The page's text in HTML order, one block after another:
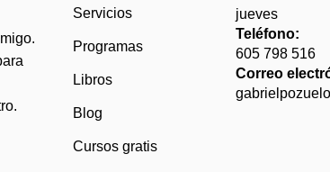
Servicios
Programas
Libros
Blog
Cursos gratis
jueves
Teléfono:
605 798 516
Correo